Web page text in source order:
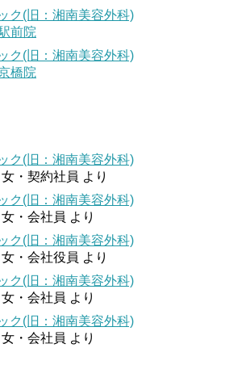
ク(旧：湘南美容外科)
前院
ク(旧：湘南美容外科)
橋院
ク(旧：湘南美容外科)
・契約社員 より
ク(旧：湘南美容外科)
・会社員 より
ク(旧：湘南美容外科)
・会社役員 より
ク(旧：湘南美容外科)
・会社員 より
ク(旧：湘南美容外科)
・会社員 より